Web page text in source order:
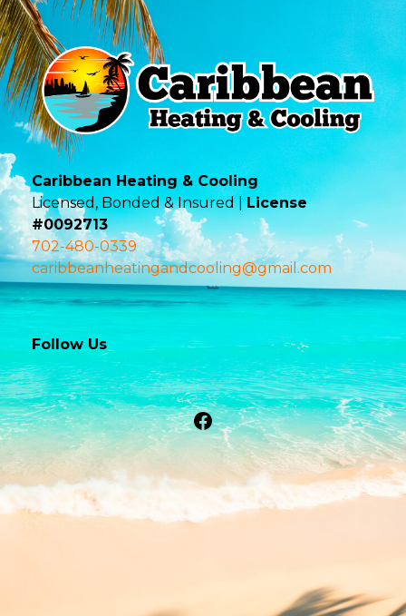
Caribbean Heating & Cooling
Licensed, Bonded & Insured |License
#0092713
702-480-0339
caribbeanheatingandcooling@gmail.com
Follow Us
Facebook